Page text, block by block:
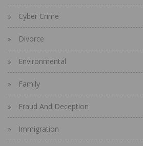
Cyber Crime
Divorce
Environmental
Family
Fraud And Deception
Immigration